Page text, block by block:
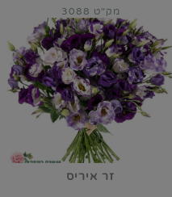
זר איריס
מק"ט 3088